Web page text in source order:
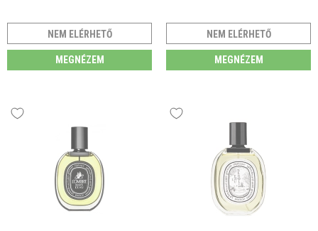
NEM ELÉRHETŐ
MEGNÉZEM
NEM ELÉRHETŐ
MEGNÉZEM